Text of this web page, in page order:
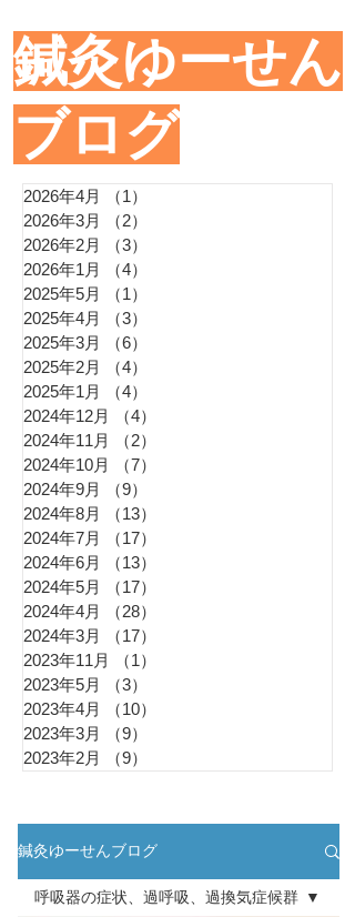
​鍼灸ゆーせん
ブログ
2026年4月 （1）
2026年3月
（2）
2026年2月
（3）
2026年1月
（4）
2025年5月
（1）
2025年4月
（3）
2025年3月
（6）
2025年2月
（4）
2025年1月
（4）
2024年12月
（4）
2024年11月
（2）
2024年10月
（7）
2024年9月
（9）
2024年8月
（13）
2024年7月
（17）
2024年6月
（13）
2024年5月
（17）
2024年4月
（28）
2024年3月
（17）
2023年11月
（1）
2023年5月
（3）
2023年4月
（10）
2023年3月
（9）
2023年2月
（9）
鍼灸ゆーせんブログ
呼吸器の症状、過呼吸、過換気症候群